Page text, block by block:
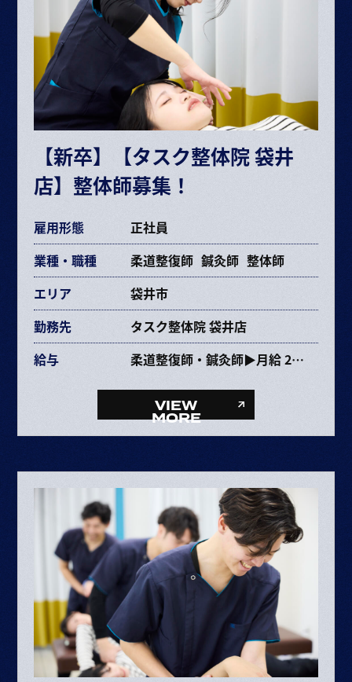
ボーナス・賞与（業績に応じて年2回）
昇給 半年に1回査定
※給与は経験や能力により決定
※試用期間6ヶ月（期間中の条件変更なし）
※固定残業時間を超えた場合は超過分別途支給
交通費規定支給
各種手当あり
【新卒】【タスク整体院 袋井
店】整体師募集！
雇用形態
正社員
業種・職種
柔道整復師 鍼灸師 整体師
エリア
袋井市
勤務先
タスク整体院 袋井店
給与
柔道整復師・鍼灸師▶月給 237,353円〜463,670円
・基本給 193,072～385,264円
・固定残業代 34,281円～68,406円（25時間）
・資格手当 10,000円
整体師▶月給 227,353円〜453,670円
・基本給 193,072～385,264円
・固定残業代 34,281円～68,406円（25時間）
昇給 半年に1回査定
※給与は経験や能力により決定
※試用期間6ヶ月（期間中の条件変更なし）
※固定残業時間を超えた場合は超過分別途支給
VIEW
MORE